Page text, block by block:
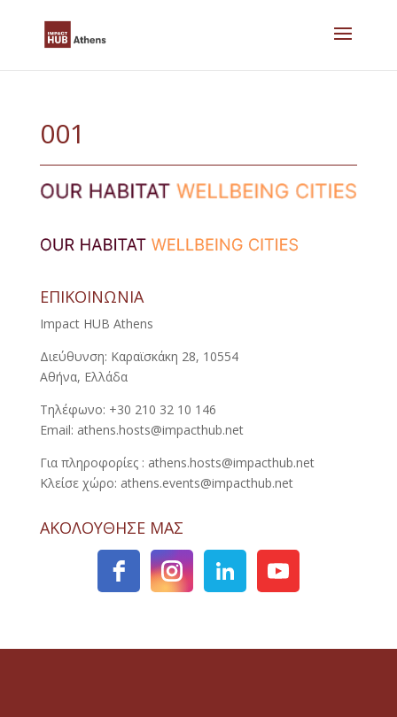
001
ΕΠΙΚΟΙΝΩΝΙΑ
Impact HUB Athens
Διεύθυνση: Καραϊσκάκη 28, 10554
Αθήνα, Ελλάδα
Τηλέφωνο: +30 210 32 10 146
Email: athens.hosts@impacthub.net
Για πληροφορίες : athens.hosts@impacthub.net
Κλείσε χώρο: athens.events@impacthub.net
ΑΚΟΛΟΥΘΗΣΕ ΜΑΣ